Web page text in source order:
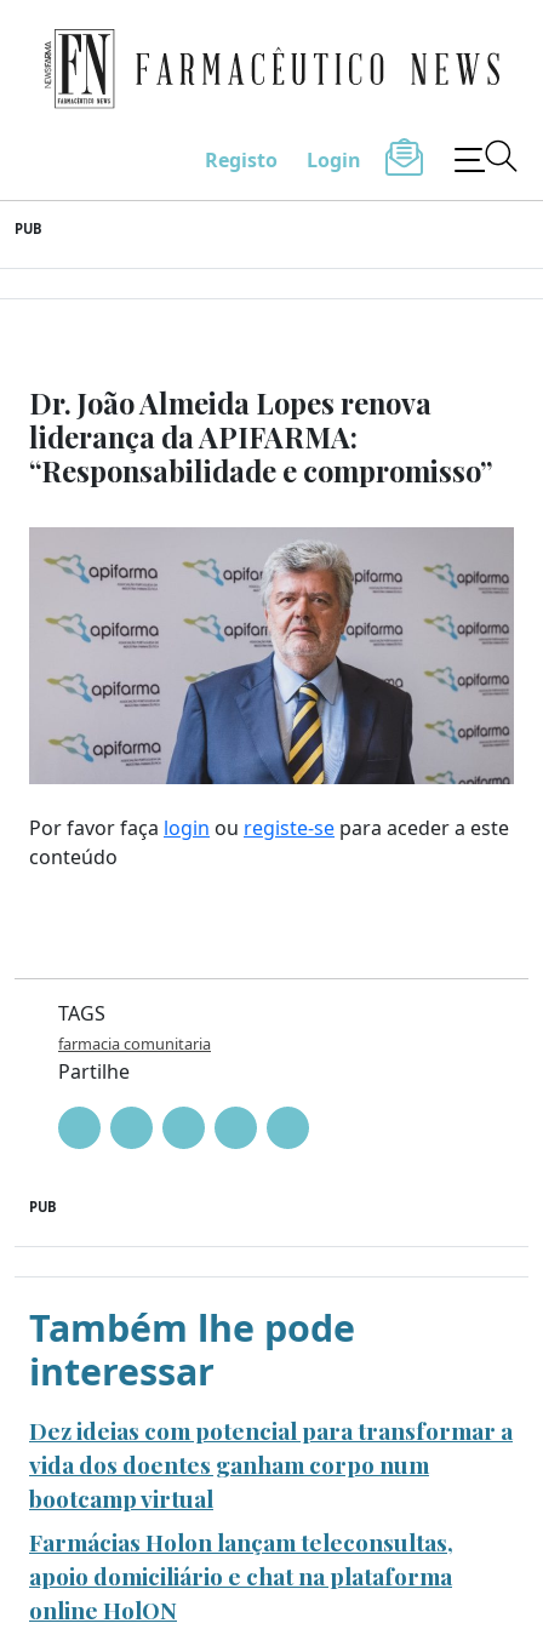
to
content
Farmacêutico News
Registo Login
PUB
Dr. João Almeida Lopes renova
liderança da APIFARMA:
“Responsabilidade e compromisso”
Por favor faça login ou registe-se para aceder a este
conteúdo
TAGS
farmacia comunitaria
Partilhe
PUB
Também lhe pode
interessar
Dez ideias com potencial para transformar a
vida dos doentes ganham corpo num
bootcamp virtual
Farmácias Holon lançam teleconsultas,
apoio domiciliário e chat na plataforma
online HolON